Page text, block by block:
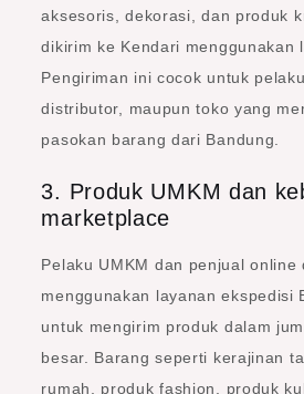
aksesoris, dekorasi, dan produk
dikirim ke Kendari menggunakan
Pengiriman ini cocok untuk
distributor, maupun toko yang
pasokan barang dari Bandung.
3. Produk UMKM dan
marketplace
Pelaku UMKM dan penjual online
menggunakan layanan ekspedisi
untuk mengirim produk dalam
besar. Barang seperti kerajinan
rumah, produk fashion, produk